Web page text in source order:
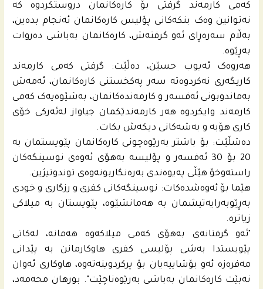
کەمی کارمەند گرفتی بۆ کارەکانمان دروستکردوە کە
نەتوانین وەک بنکەکانی پۆلیس کارەکانمان ئەنجام بدەین،
بەڵام سەرەڕای ئەو گرفتەش، کارەکانمان بەباشی دەروات
بەڕێوە.
هەروەک ئەیوب حسێن، دەڵێت: گرفتی کەمی کارمەند
کاریگەری نەکردوەتە سەر پەکخستنی کارەکانمان، ئەمەش
بەماندوبونی ئەفسەر و کارمەندەکانمان، بەشێوەیەک کەمی
کارمەند وایکردوە هەر کارمەندێکمان جیاواز لەئەرکی خۆی
کاری هۆبە و بەشەکانی دیکەش بکات.
دەشڵێت: بۆ باشتر بەرێوەچونی کارەکانمان پێویستمان بە
20 بۆ 30 ئەفسەر و پۆلیسە بەهۆی ئەوەی نوسینگەکان
راستەوخۆ هێڵی پەیوەندی بەرەنگاربونەوەی توندوتیژین.
هێما بۆ ئەوەشدەکات: نوسینگەکانی کفری و رزگاری و خودی
بەڕێوبەرایەتیشمان بە هەمانشێوە، پێویستان بە میلاکی
زیاترە.
"ئەو گرفتانەی بەهۆی کەمی میلاکەوە هەمانە، لەکاتی
پێویستدا به‌شى پۆلیسی کفری هاوکارمانن بە پێدانی
مەفرەزە ئەو بۆشاییەیان بۆ پرکردوینەتەوە، هاوکاری ئەوان
نەبێت کارەکانمان بەباشی بەرێوەناچێت". بورهان محه‌مه‌د،